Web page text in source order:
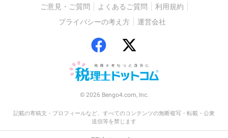
ご意見・ご質問 よくあるご質問
利用規約
プライバシーの考え方
運営会社
© 2026 Bengo4.com, Inc.
記載の寄稿文・プロフィールなど、すべてのコンテンツの無断複写・転載・公衆
送信等を禁じます